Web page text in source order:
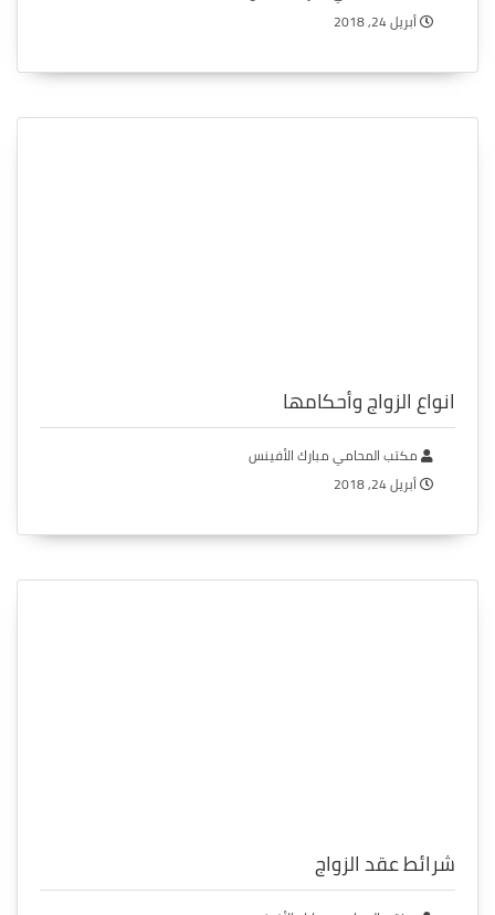
أبريل 24, 2018
انواع الزواج وأحكامها
مكتب المحامي مبارك الأفينس
أبريل 24, 2018
شرائط عقد الزواج